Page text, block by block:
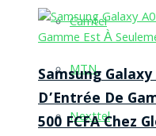
Camtel
MTN
Nexttel
Samsung
D’Entrée De
500 FCFA Chez